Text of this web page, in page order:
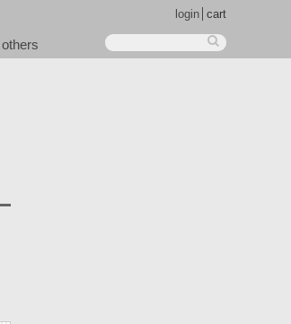
others
login cart